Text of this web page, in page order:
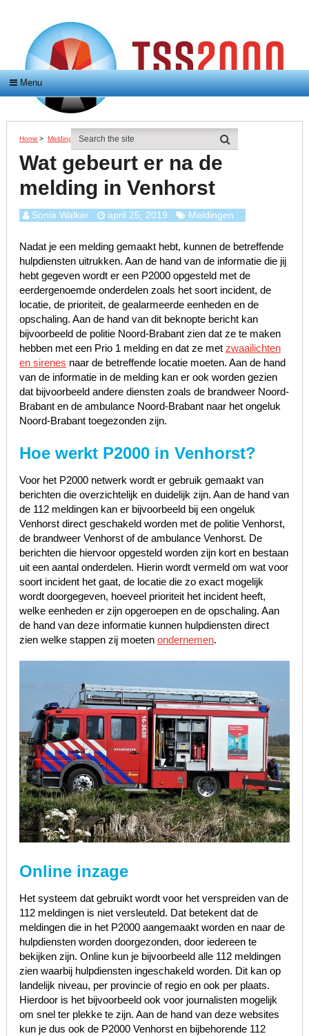
Menu
Home > Meldingen > Wat Gebeurt Er Na De Melding In Venhorst
Wat gebeurt er na de
melding in Venhorst
Sonia Walker april 25, 2019 Meldingen
Nadat je een melding gemaakt hebt, kunnen de betreffende
hulpdiensten uitrukken. Aan de hand van de informatie die jij
hebt gegeven wordt er een P2000 opgesteld met de
eerdergenoemde onderdelen zoals het soort incident, de
locatie, de prioriteit, de gealarmeerde eenheden en de
opschaling. Aan de hand van dit beknopte bericht kan
bijvoorbeeld de politie Noord-Brabant zien dat ze te maken
hebben met een Prio 1 melding en dat ze met zwaailichten
en sirenes naar de betreffende locatie moeten. Aan de hand
van de informatie in de melding kan er ook worden gezien
dat bijvoorbeeld andere diensten zoals de brandweer Noord-
Brabant en de ambulance Noord-Brabant naar het ongeluk
Noord-Brabant toegezonden zijn.
Hoe werkt P2000 in Venhorst?
Voor het P2000 netwerk wordt er gebruik gemaakt van
berichten die overzichtelijk en duidelijk zijn. Aan de hand van
de 112 meldingen kan er bijvoorbeeld bij een ongeluk
Venhorst direct geschakeld worden met de politie Venhorst,
de brandweer Venhorst of de ambulance Venhorst. De
berichten die hiervoor opgesteld worden zijn kort en bestaan
uit een aantal onderdelen. Hierin wordt vermeld om wat voor
soort incident het gaat, de locatie die zo exact mogelijk
wordt doorgegeven, hoeveel prioriteit het incident heeft,
welke eenheden er zijn opgeroepen en de opschaling. Aan
de hand van deze informatie kunnen hulpdiensten direct
zien welke stappen zij moeten ondernemen.
Online inzage
Het systeem dat gebruikt wordt voor het verspreiden van de
112 meldingen is niet versleuteld. Dat betekent dat de
meldingen die in het P2000 aangemaakt worden en naar de
hulpdiensten worden doorgezonden, door iedereen te
bekijken zijn. Online kun je bijvoorbeeld alle 112 meldingen
zien waarbij hulpdiensten ingeschakeld worden. Dit kan op
landelijk niveau, per provincie of regio en ook per plaats.
Hierdoor is het bijvoorbeeld ook voor journalisten mogelijk
om snel ter plekke te zijn. Aan de hand van deze websites
kun je dus ook de P2000 Venhorst en bijbehorende 112